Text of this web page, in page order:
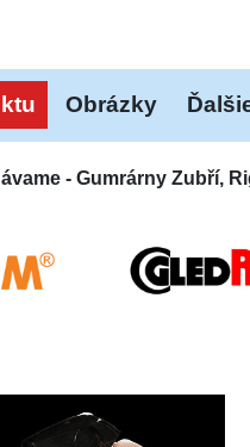
Obrázky
- Gumrárny Zubří,